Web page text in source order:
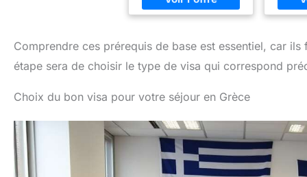
format européen de 13x10
cm, compatible avec les
PRATIQUE: Ensemble de 2
transparents pour équiper
une protection de
rechange FABRICATION
conçu et fabriqué en
France, garantissant une
qualité et un savoir-faire
local DESIGN
pas,
votre
Comprendre ces prérequis de base est essentiel, car
étape sera de choisir le type de visa qui correspond
Choix du bon visa pour votre séjour en Grèce